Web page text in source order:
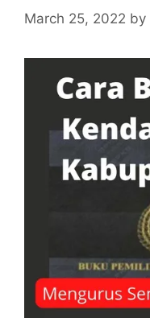
March 25, 2022 by